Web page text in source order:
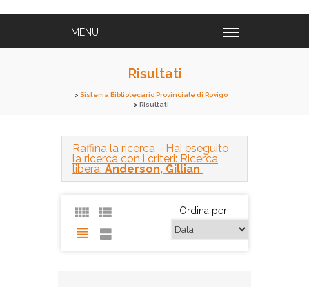
Risultati
Sistema Bibliotecario Provinciale di Rovigo
Risultati
Raffina la ricerca - Hai eseguito
la ricerca con i criteri: Ricerca
libera: Anderson, Gillian
Ordina per: